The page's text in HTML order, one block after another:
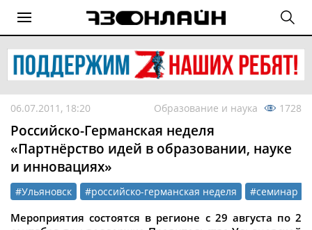
06.07.2011, 18:20 Образование и наука 1728
Российско-Германская неделя
«Партнёрство идей в образовании, науке
и инновациях»
#Ульяновск #российско-германская неделя #семинар
Мероприятия состоятся в регионе с 29 августа по 2